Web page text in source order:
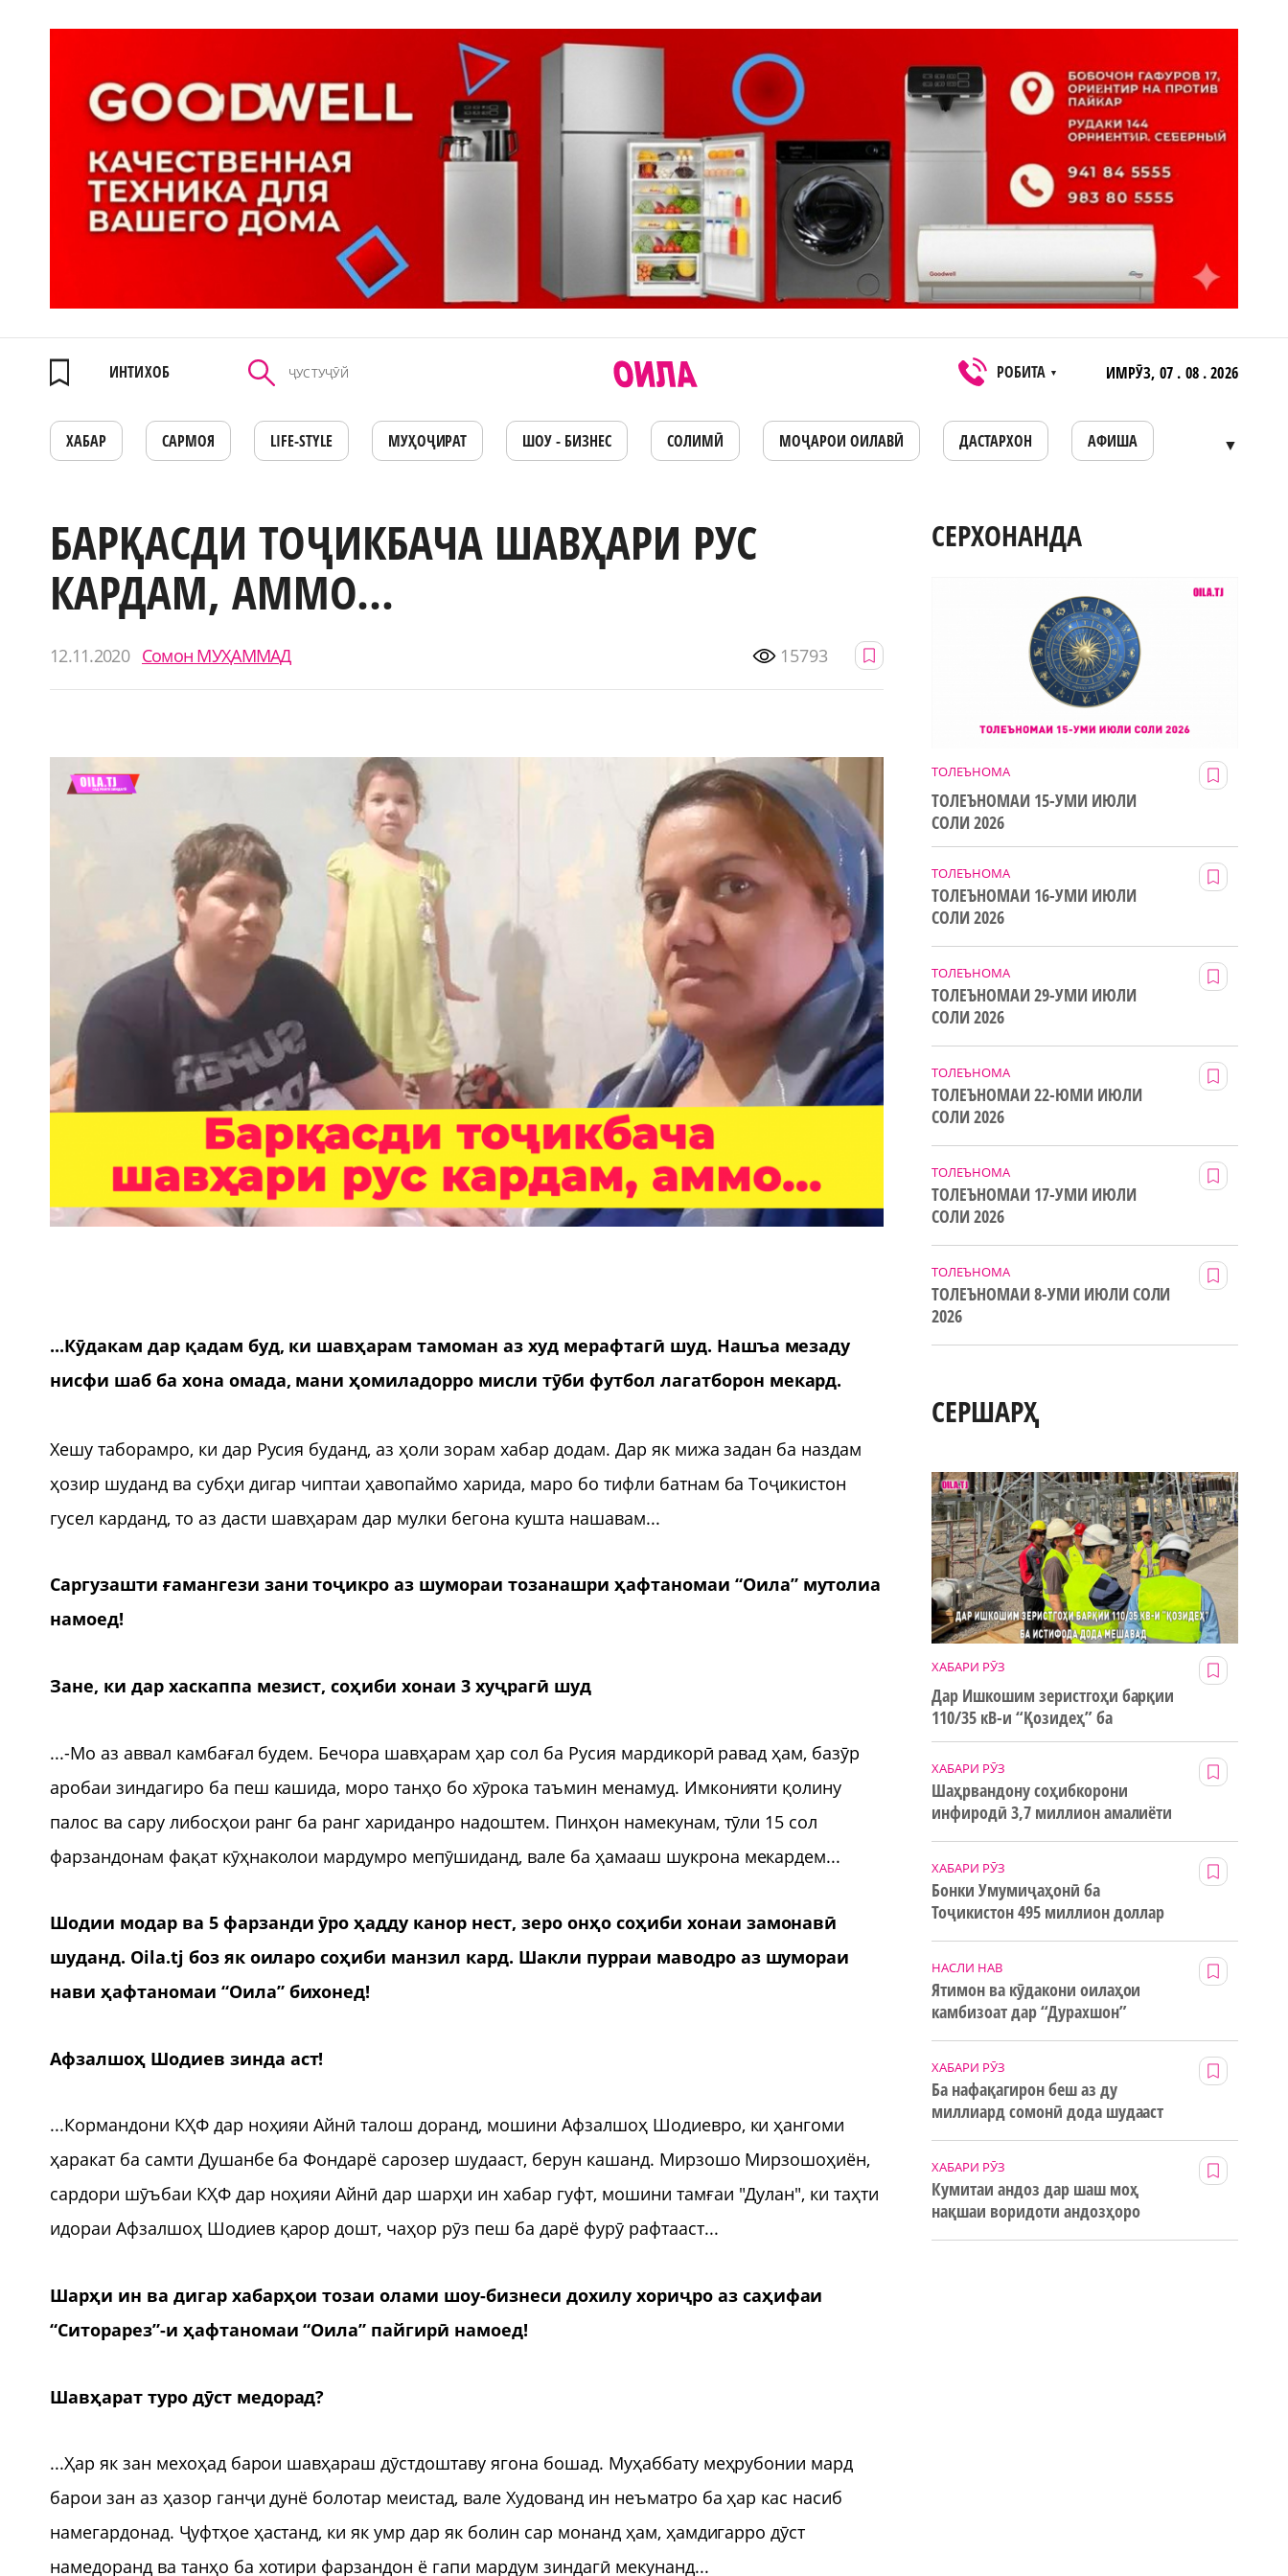
ИНТИХОБ РОБИТА ▼ ИМРӮЗ, 07 . 08 . 2026
ХАБАР САРМОЯ LIFE-STYLE МУҲОҶИРАТ ШОУ - БИЗНЕС СОЛИМӢ МОҶАРОИ ОИЛАВӢ ДАСТАРХОН АФИША ▼
БАРҚАСДИ ТОҶИКБАЧА ШАВҲАРИ РУС
КАРДАМ, АММО...
12.11.2020 Сомон МУҲАММАД 15793
...Кӯдакам дар қадам буд, ки шавҳарам тамоман аз худ мерафтагӣ шуд. Нашъа мезаду
нисфи шаб ба хона омада, мани ҳомиладорро мисли тӯби футбол лагатборон мекард.
Хешу таборамро, ки дар Русия буданд, аз ҳоли зорам хабар додам. Дар як мижа задан ба наздам
ҳозир шуданд ва субҳи дигар чиптаи ҳавопаймо харида, маро бо тифли батнам ба Тоҷикистон
гусел карданд, то аз дасти шавҳарам дар мулки бегона кушта нашавам...
Саргузашти ғамангези зани тоҷикро аз шумораи тозанашри ҳафтаномаи “Оила” мутолиа
намоед!
Зане, ки дар хаскаппа мезист, соҳиби хонаи 3 хуҷрагӣ шуд
...-Мо аз аввал камбағал будем. Бечора шавҳарам ҳар сол ба Русия мардикорӣ равад ҳам, базӯр
аробаи зиндагиро ба пеш кашида, моро танҳо бо хӯрока таъмин менамуд. Имконияти қолину
палос ва сару либосҳои ранг ба ранг хариданро надоштем. Пинҳон намекунам, тӯли 15 сол
фарзандонам фақат кӯҳнаколои мардумро мепӯшиданд, вале ба ҳамааш шукрона мекардем...
Шодии модар ва 5 фарзанди ӯро ҳадду канор нест, зеро онҳо соҳиби хонаи замонавӣ
шуданд. Oila.tj боз як оиларо соҳиби манзил кард. Шакли пурраи маводро аз шумораи
нави ҳафтаномаи “Оила” бихонед!
Афзалшоҳ Шодиев зинда аст!
...Кормандони КҲФ дар ноҳияи Айнӣ талош доранд, мошини Афзалшоҳ Шодиевро, ки ҳангоми
ҳаракат ба самти Душанбе ба Фондарё сарозер шудааст, берун кашанд. Мирзошо Мирзошоҳиён,
сардори шӯъбаи КҲФ дар ноҳияи Айнӣ дар шарҳи ин хабар гуфт, мошини тамғаи "Дулан", ки таҳти
идораи Афзалшоҳ Шодиев қарор дошт, чаҳор рӯз пеш ба дарё фурӯ рафтааст...
Шарҳи ин ва дигар хабарҳои тозаи олами шоу-бизнеси дохилу хориҷро аз саҳифаи
“Ситорарез”-и ҳафтаномаи “Оила” пайгирӣ намоед!
Шавҳарат туро дӯст медорад?
...Ҳар як зан мехоҳад барои шавҳараш дӯстдоштаву ягона бошад. Муҳаббату меҳрубонии мард
барои зан аз ҳазор ганҷи дунё болотар меистад, вале Худованд ин неъматро ба ҳар кас насиб
намегардонад. Ҷуфтҳое ҳастанд, ки як умр дар як болин сар монанд ҳам, ҳамдигарро дӯст
намедоранд ва танҳо ба хотири фарзандон ё гапи мардум зиндагӣ мекунанд...
СЕРХОНАНДА
ТОЛЕЪНОМА
ТОЛЕЪНОМАИ 15-УМИ ИЮЛИ
СОЛИ 2026
ТОЛЕЪНОМА
ТОЛЕЪНОМАИ 16-УМИ ИЮЛИ
СОЛИ 2026
ТОЛЕЪНОМА
ТОЛЕЪНОМАИ 29-УМИ ИЮЛИ
СОЛИ 2026
ТОЛЕЪНОМА
ТОЛЕЪНОМАИ 22-ЮМИ ИЮЛИ
СОЛИ 2026
ТОЛЕЪНОМА
ТОЛЕЪНОМАИ 17-УМИ ИЮЛИ
СОЛИ 2026
ТОЛЕЪНОМА
ТОЛЕЪНОМАИ 8-УМИ ИЮЛИ СОЛИ
2026
СЕРШАРҲ
ХАБАРИ РӮЗ
Дар Ишкошим зеристгоҳи барқии
110/35 кВ-и “Қозидеҳ” ба
истифода дода мешавад
ХАБАРИ РӮЗ
Шаҳрвандону соҳибкорони
инфиродӣ 3,7 миллион амалиёти
ХАБАРИ РӮЗ
Бонки Умумиҷаҳонӣ ба
Тоҷикистон 495 миллион доллар
НАСЛИ НАВ
Ятимон ва кӯдакони оилаҳои
камбизоат дар “Дурахшон”
ХАБАРИ РӮЗ
Ба нафақагирон беш аз ду
миллиард сомонӣ дода шудааст
ХАБАРИ РӮЗ
Кумитаи андоз дар шаш моҳ
нақшаи воридоти андозҳоро